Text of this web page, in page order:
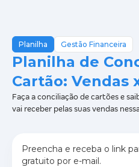
Planilha Gestão Financeira
Planilha de
Cartão: Vendas
Faça a conciliação de cartões e
vai receber pelas suas vendas
Preencha e receba o link
gratuito por e-mail.